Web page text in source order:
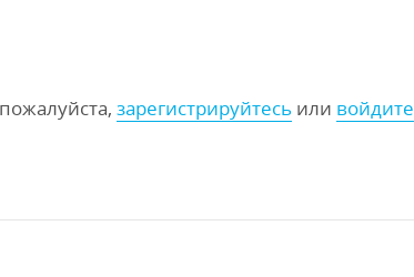
зарегистрируйтесь или войдите